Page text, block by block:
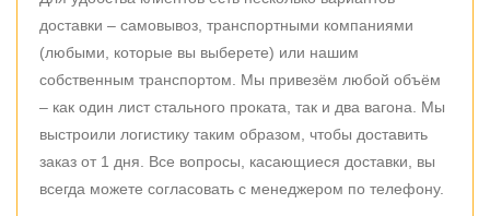
доставки – самовывоз, транспортными компаниями
(любыми, которые вы выберете) или нашим
собственным транспортом. Мы привезём любой объём
– как один лист стального проката, так и два вагона. Мы
выстроили логистику таким образом, чтобы доставить
заказ от 1 дня. Все вопросы, касающиеся доставки, вы
всегда можете согласовать с менеджером по телефону.